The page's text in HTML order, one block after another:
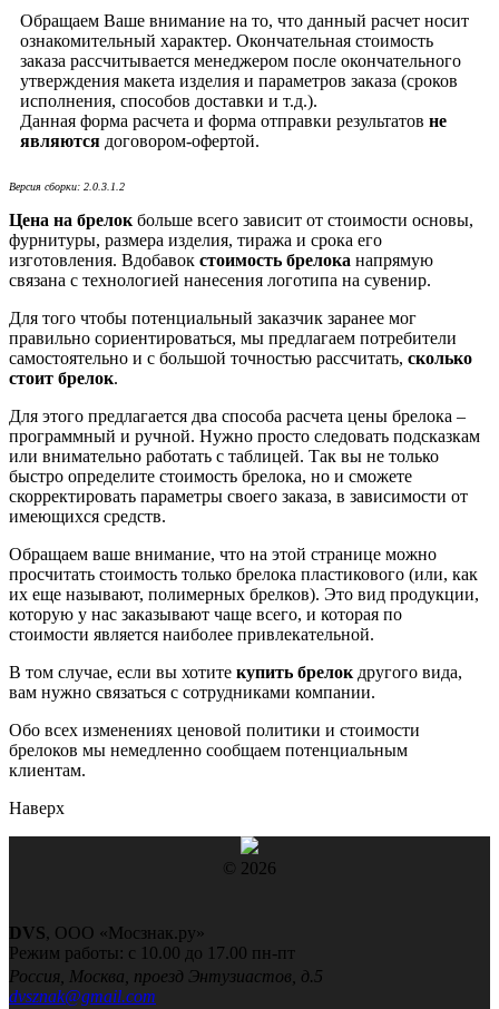
Обращаем Ваше внимание на то, что данный расчет носит
ознакомительный характер. Окончательная стоимость
заказа рассчитывается менеджером после окончательного
утверждения макета изделия и параметров заказа (сроков
исполнения, способов доставки и т.д.).
Данная форма расчета и форма отправки результатов не
являются договором-офертой.
Версия сборки: 2.0.3.1.2
Цена на брелок больше всего зависит от стоимости основы,
фурнитуры, размера изделия, тиража и срока его
изготовления. Вдобавок стоимость брелока напрямую
связана с технологией нанесения логотипа на сувенир.
Для того чтобы потенциальный заказчик заранее мог
правильно сориентироваться, мы предлагаем потребители
самостоятельно и с большой точностью рассчитать, сколько
стоит брелок.
Для этого предлагается два способа расчета цены брелока –
программный и ручной. Нужно просто следовать подсказкам
или внимательно работать с таблицей. Так вы не только
быстро определите стоимость брелока, но и сможете
скорректировать параметры своего заказа, в зависимости от
имеющихся средств.
Обращаем ваше внимание, что на этой странице можно
просчитать стоимость только брелока пластикового (или, как
их еще называют, полимерных брелков). Это вид продукции,
которую у нас заказывают чаще всего, и которая по
стоимости является наиболее привлекательной.
В том случае, если вы хотите купить брелок другого вида,
вам нужно связаться с сотрудниками компании.
Обо всех изменениях ценовой политики и стоимости
брелоков мы немедленно сообщаем потенциальным
клиентам.
Наверх
© 2026
DVS, ООО «Мосзнак.ру»
Режим работы: с 10.00 до 17.00 пн-пт
Россия, Москва проезд Энтузиастов, д.5
dvsznak@gmail.com